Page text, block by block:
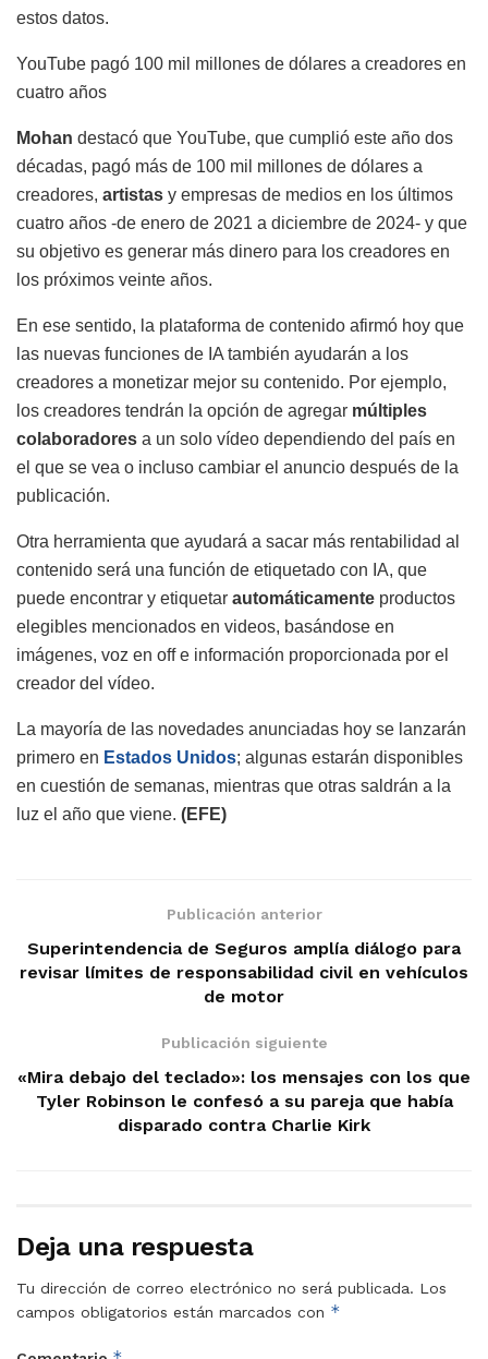
estos datos.
YouTube pagó 100 mil millones de dólares a creadores en
cuatro años
Mohan destacó que YouTube, que cumplió este año dos
décadas, pagó más de 100 mil millones de dólares a
creadores, artistas y empresas de medios en los últimos
cuatro años -de enero de 2021 a diciembre de 2024- y que
su objetivo es generar más dinero para los creadores en
los próximos veinte años.
En ese sentido, la plataforma de contenido afirmó hoy que
las nuevas funciones de IA también ayudarán a los
creadores a monetizar mejor su contenido. Por ejemplo,
los creadores tendrán la opción de agregar múltiples
colaboradores a un solo vídeo dependiendo del país en
el que se vea o incluso cambiar el anuncio después de la
publicación.
Otra herramienta que ayudará a sacar más rentabilidad al
contenido será una función de etiquetado con IA, que
puede encontrar y etiquetar automáticamente productos
elegibles mencionados en videos, basándose en
imágenes, voz en off e información proporcionada por el
creador del vídeo.
La mayoría de las novedades anunciadas hoy se lanzarán
primero en Estados Unidos; algunas estarán disponibles
en cuestión de semanas, mientras que otras saldrán a la
luz el año que viene. (EFE)
Publicación anterior
Superintendencia de Seguros amplía diálogo para
revisar límites de responsabilidad civil en vehículos
de motor
Publicación siguiente
«Mira debajo del teclado»: los mensajes con los que
Tyler Robinson le confesó a su pareja que había
disparado contra Charlie Kirk
Deja una respuesta
Tu dirección de correo electrónico no será publicada. Los
campos obligatorios están marcados con *